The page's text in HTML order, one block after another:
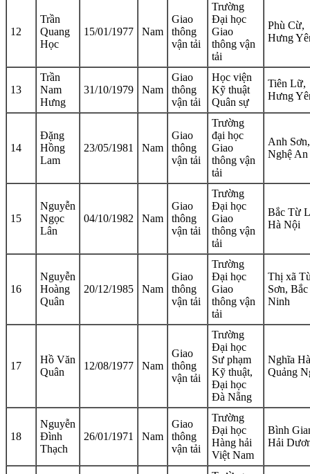
12
Trần
Quang
Học
15/01/1977 Nam
Giao
thông
vận tải
Trường
Đại học
Giao
thông vận
tải
Phù Cừ,
Hưng
13
Trần
Nam
Hưng
31/10/1979 Nam
Giao
thông
vận tải
Học viện
Kỹ thuật
Quân sự
Tiên Lữ,
Hưng
14
Đặng
Hồng
Lam
23/05/1981 Nam
Giao
thông
vận tải
Trường
đại học
Giao
thông vận
tải
Anh Sơn,
Nghệ An
15
Nguyễn
Ngọc
Lân
04/10/1982 Nam
Giao
thông
vận tải
Trường
Đại học
Giao
thông vận
tải
Bắc Từ
Hà Nội
16
Nguyễn
Hoàng
Quân
20/12/1985 Nam
Giao
thông
vận tải
Trường
Đại học
Giao
thông vận
tải
Thị xã
Sơn, Bắc
Ninh
17
Hồ Văn
Quân
12/08/1977 Nam
Giao
thông
vận tải
Trường
Đại học
Sư phạm
Kỹ thuật,
Đại học
Đà Nẵng
Nghĩa
Quảng
18
Nguyễn
Đình
Thạch
26/01/1971 Nam
Giao
thông
vận tải
Trường
Đại học
Hàng hải
Việt Nam
Bình
Hải